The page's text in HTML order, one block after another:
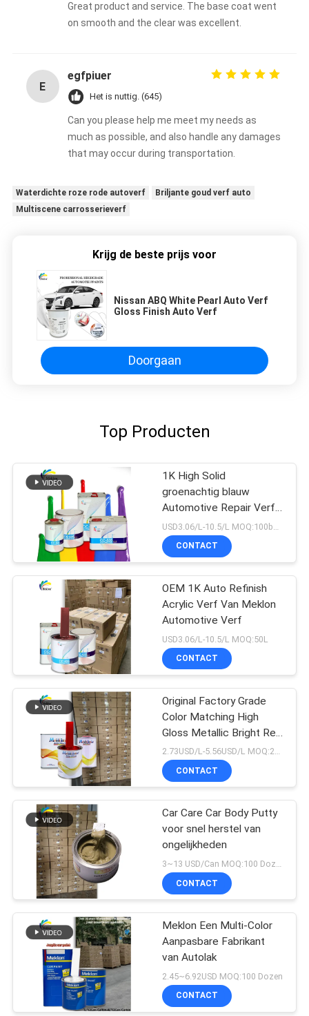
Great product and service. The base coat went
on smooth and the clear was excellent.
E
egfpiuer
Het is nuttig. (645)
Can you please help me meet my needs as
much as possible, and also handle any damages
that may occur during transportation.
Waterdichte roze rode autoverf
Briljante goud verf auto
Multiscene carrosserieverf
Krijg de beste prijs voor
Nissan ABQ White Pearl Auto Verf
Gloss Finish Auto Verf
Doorgaan
Top Producten
1K High Solid
groenachtig blauw
Automotive Repair Verf
voor Auto Refinish
CONTACT
OEM 1K Auto Refinish
Acrylic Verf Van Meklon
Automotive Verf
USD3.06/L-10.5/L MOQ:50L
CONTACT
Original Factory Grade
Color Matching High
Gloss Metallic Bright Red
Auto Repair Verf
2.73USD/L-5.56USD/L MOQ:200l
CONTACT
Car Care Car Body Putty
voor snel herstel van
ongelijkheden
3~13 USD/Can MOQ:100 Dozen
CONTACT
Meklon Een Multi-Color
Aanpasbare Fabrikant
van Autolak
2.45~6.92USD MOQ:100 Dozen
CONTACT